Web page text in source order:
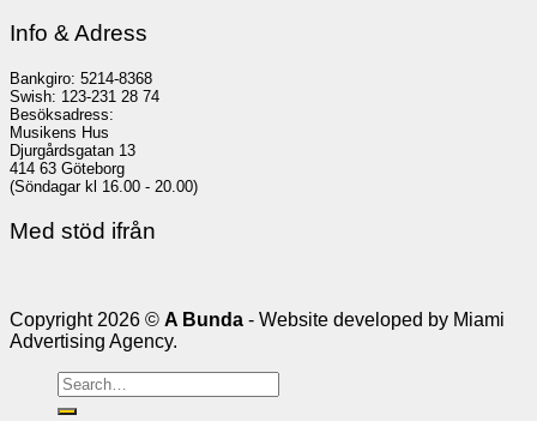
Info & Adress
Bankgiro: 5214-8368
Swish: 123-231 28 74
Besöksadress:
Musikens Hus
Djurgårdsgatan 13
414 63 Göteborg
(Söndagar kl 16.00 - 20.00)
Med stöd ifrån
Copyright 2026 © A Bunda - Website developed by Miami
Advertising Agency.